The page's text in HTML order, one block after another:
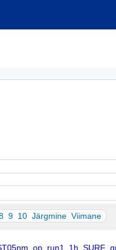
9 10 Järgmine Viimane